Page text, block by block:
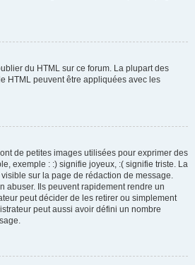
du HTML sur ce forum. La plupart des
HTML peuvent être appliquées avec les
de petites images utilisées pour exprimer des
exemple : :) signifie joyeux, :( signifie triste. La
sur la page de rédaction de message.
abuser. Ils peuvent rapidement rendre un
peut décider de les retirer ou simplement
peut aussi avoir défini un nombre